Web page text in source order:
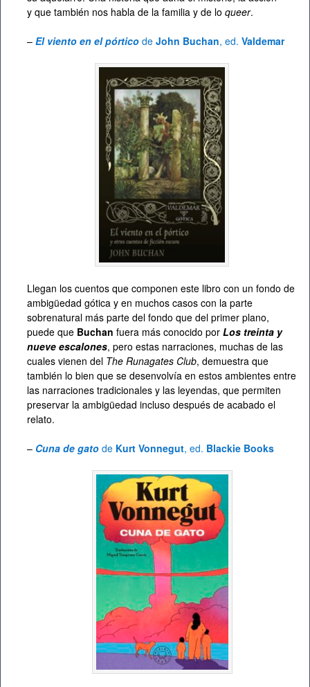
y que también nos habla de la familia y de lo queer.
– El viento en el pórtico de John Buchan, ed. Valdemar
Llegan los cuentos que componen este libro con un fondo de
ambigüedad gótica y en muchos casos con la parte
sobrenatural más parte del fondo que del primer plano,
puede que Buchan fuera más conocido por Los treinta y
nueve escalones, pero estas narraciones, muchas de las
cuales vienen del The Runagates Club, demuestra que
también lo bien que se desenvolvía en estos ambientes entre
las narraciones tradicionales y las leyendas, que permiten
preservar la ambigüedad incluso después de acabado el
relato.
– Cuna de gato de Kurt Vonnegut, ed. Blackie Books